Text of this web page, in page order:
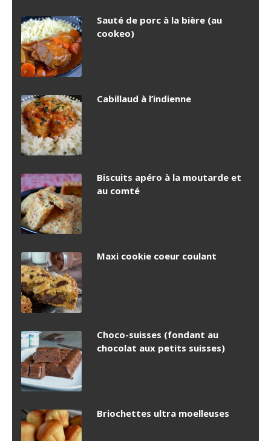
Sauté de porc à la bière (au
cookeo)
Cabillaud à l’indienne
Biscuits apéro à la moutarde et
au comté
Maxi cookie coeur coulant
Choco-suisses (fondant au
chocolat aux petits suisses)
Briochettes ultra moelleuses